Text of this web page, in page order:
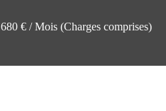
680 € / Mois (Charges comprises)